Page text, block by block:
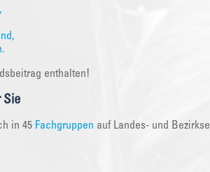
enthalten!
Sie
in 45 Fachgruppen auf Landes- und